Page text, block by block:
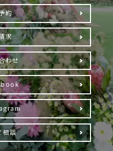
約
求
わせ
相談